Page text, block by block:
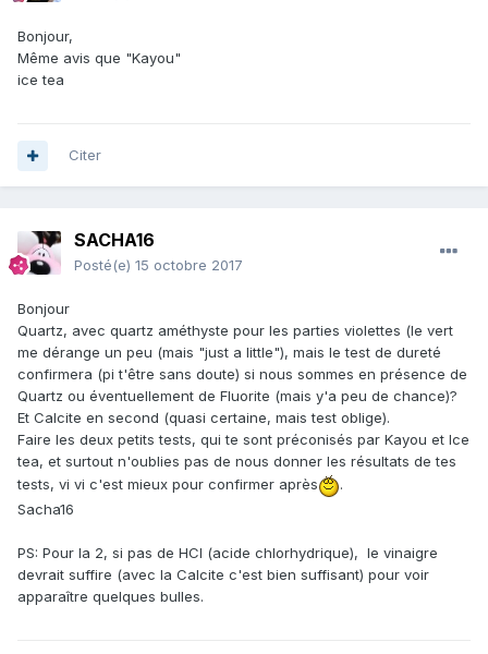
Bonjour,
Même avis que "Kayou"
ice tea
Citer
SACHA16
Posté(e) 15 octobre 2017
Bonjour
Quartz, avec quartz améthyste pour les parties violettes (le vert
me dérange un peu (mais "just a little"), mais le test de dureté
confirmera (pi t'être sans doute) si nous sommes en présence de
Quartz ou éventuellement de Fluorite (mais y'a peu de chance)?
Et Calcite en second (quasi certaine, mais test oblige).
Faire les deux petits tests, qui te sont préconisés par Kayou et Ice
tea, et surtout n'oublies pas de nous donner les résultats de tes
tests, vi vi c'est mieux pour confirmer après
.
Sacha16
PS: Pour la 2, si pas de HCl (acide chlorhydrique), le vinaigre
devrait suffire (avec la Calcite c'est bien suffisant) pour voir
apparaître quelques bulles.